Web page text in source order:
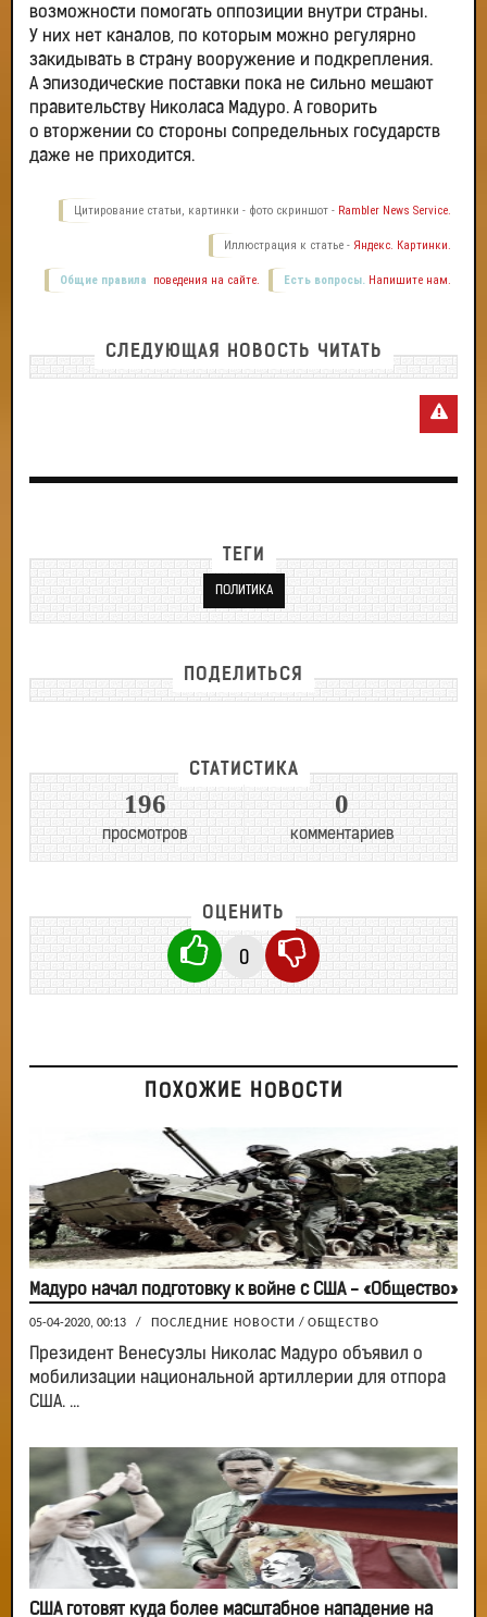
возможности помогать оппозиции внутри страны.
У них нет каналов, по которым можно регулярно
закидывать в страну вооружение и подкрепления.
А эпизодические поставки пока не сильно мешают
правительству Николаса Мадуро. А говорить
о вторжении со стороны сопредельных государств
даже не приходится.
Цитирование статьи, картинки - фото скриншот - Rambler News Service.
Иллюстрация к статье - Яндекс. Картинки.
Есть вопросы. Напишите нам.
Общие правила поведения на сайте.
СЛЕДУЮЩАЯ НОВОСТЬ ЧИТАТЬ
ТЕГИ
ПОЛИТИКА
ПОДЕЛИТЬСЯ
СТАТИСТИКА
196
просмотров
0
комментариев
ОЦЕНИТЬ
0
ПОХОЖИЕ НОВОСТИ
Мадуро начал подготовку к войне с США - «Общество»
05-04-2020, 00:13 / ПОСЛЕДНИЕ НОВОСТИ / ОБЩЕСТВО
Президент Венесуэлы Николас Мадуро объявил о
мобилизации национальной артиллерии для отпора
США. ...
США готовят куда более масштабное нападение на